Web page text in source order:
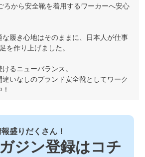
ろから安全靴を着用するワーカーへ安心
履き心地はそのままに、日本人が仕事
を作り上げました。
るニューバランス。
いなしのブランド安全靴としてワーク
盛りだくさん！
ジン登録はコチ